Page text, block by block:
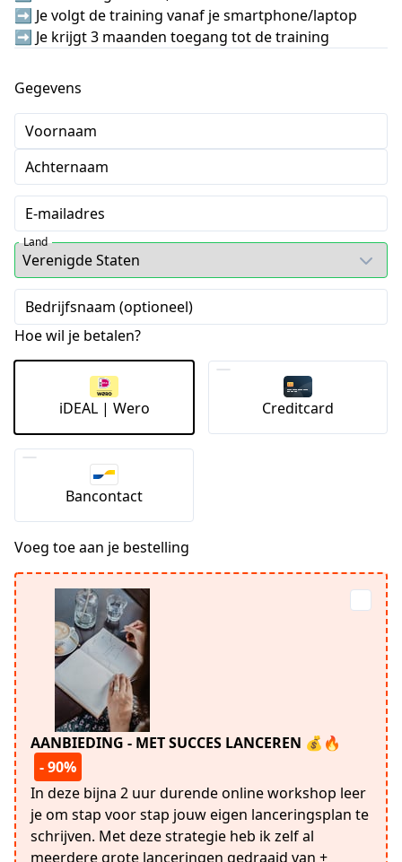
➡️ Je volgt de training vanaf je smartphone/laptop
➡️ Je krijgt 3 maanden toegang tot de training
Gegevens
Voornaam
Achternaam
E-mailadres
Land
Bedrijfsnaam (optioneel)
Hoe wil je betalen?
iDEAL | Wero Creditcard
Bancontact
Voeg toe aan je bestelling
AANBIEDING - MET SUCCES LANCEREN 💰🔥
- 90%
In deze bijna 2 uur durende online workshop leer
je om stap voor stap jouw eigen lanceringsplan te
schrijven. Met deze strategie heb ik zelf al
meerdere grote lanceringen gedraaid van +